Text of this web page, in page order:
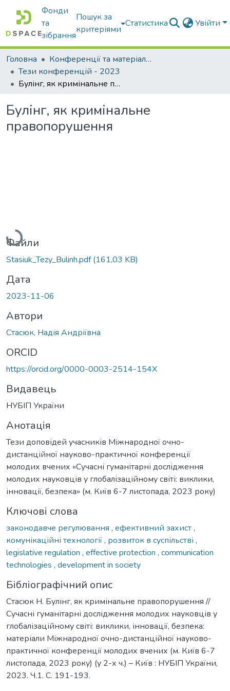
Фонди
та
зібрання
Пошук за
критеріями
Статистика Увійти
Головна
Конференції та матеріали конференцій
Тези конференцій - 2023
Булінг, як кримінальне правопорушення
Булінг, як кримінальне
правопорушення
Вантажиться...
Файли
Stasiuk_Tezy_Bulinh.pdf(161,03 KB)
Дата
2023-11-06
Автори
Стасюк, Надія Андріївна
ORCID
https://orcid.org/0000-0003-2514-154X
Видавець
НУБІП України
Анотація
Тези доповідей учасників Міжнародної очно-
дистанційної науково-практичної конференції
молодих вчених «Сучасні гуманітарні дослідження
молодих науковців у глобалізаційному світі: виклики,
інновації, безпека» (м. Київ 6-7 листопада, 2023 року)
Ключові слова
законодавче регулювання , ефективний захист,
комунікаційні технології, розвиток в суспільстві ,
legislative regulation , effective protection , communication
technologies , development in society
Бібліографічний опис
Стасюк Н. Булінг, як кримінальне правопорушення //
Сучасні гуманітарні дослідження молодих науковців у
глобалізаційному світі: виклики, інновації, безпека:
матеріали Міжнародної очно-дистанційної науково-
практичної конференції молодих вчених (м. Київ 6-7
листопада, 2023 року) (у 2-х ч.) – Київ : НУБІП України,
2023. Ч.1. С. 191-193.